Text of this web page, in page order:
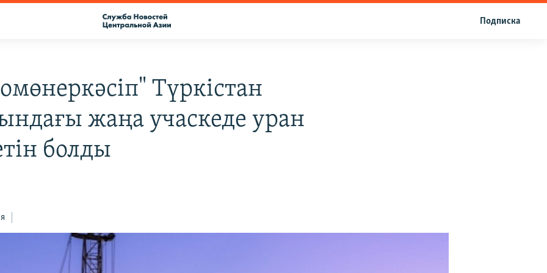
Подписка
Түркістан
жаңа учаскеде уран
болды